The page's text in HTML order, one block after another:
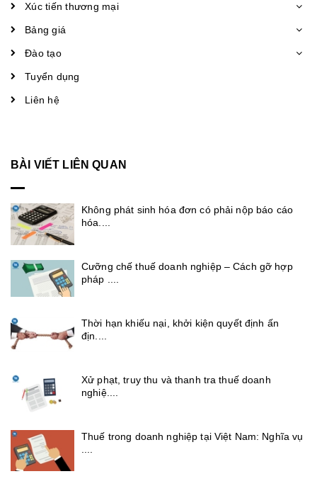
Xúc tiến thương mại
Bảng giá
Đào tạo
Tuyển dụng
Liên hệ
BÀI VIẾT LIÊN QUAN
Không phát sinh hóa đơn có phải nộp báo cáo
hóa....
Cưỡng chế thuế doanh nghiệp – Cách gỡ hợp
pháp ....
Thời hạn khiếu nại, khởi kiện quyết định ấn
địn....
Xử phạt, truy thu và thanh tra thuế doanh
nghiệ....
Thuế trong doanh nghiệp tại Việt Nam: Nghĩa vụ